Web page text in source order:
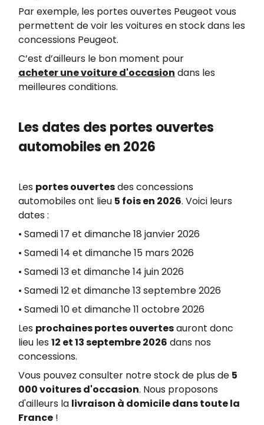
Par exemple, les portes ouvertes Peugeot vous
permettent ​de voir les voitures en stock dans les
​concessions Peugeot.
C’est d’ailleurs le bon moment pour
acheter une voiture d'occasion dans les
meilleures conditions.
Les dates des portes ouvertes
automobiles en 2026
Les portes ouvertesdes concessions
automobiles ont ​lieu 5 fois en 2026. Voici leurs
dates :
• Samedi 17 et dimanche 18 janvier 2026
• Samedi 14 et dimanche 15 mars 2026
• Samedi 13 et dimanche 14 juin 2026
• Samedi 12 et dimanche 13 septembre 2026
• Samedi 10 et dimanche 11 octobre 2026
Les prochaines portes ouvertesauront donc
lieu les 12 et 13 septembre 2026 dans nos
concessions.
Vous pouvez consulter notre stock de plus de 5
000 voitures d'occasion. Nous proposons
d'ailleurs la livraison à domicile dans toute la
France !